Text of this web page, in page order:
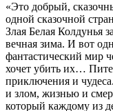
«Это добрый,
одной сказочной
Злая Белая Колдунья
вечная зима. И вот
фантастический мир
хочет убить их…
приключения и
и злом, жизнью и
который каждому из